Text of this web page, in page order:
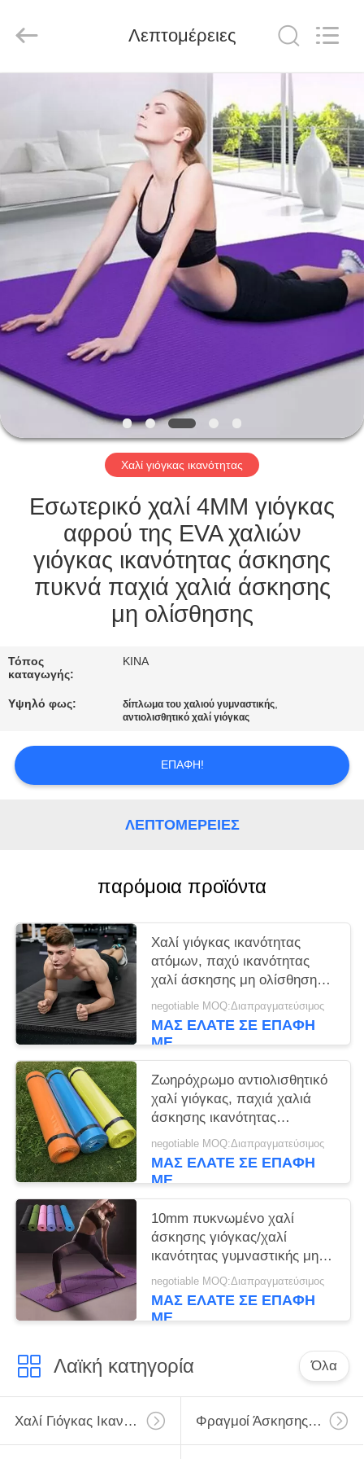
ΠΡΟΪΌΝΤΑ
ΣΧΕΤΙΚΆ
ΕΜΆΣ
ΓΎΡΟΣ
ΕΡΓΟΣΤΑΣΊΩΝ
ΠΟΙΟΤΙΚΌΣ
ΈΛΕΓΧΟΣ
ΖΗΤΉΣΤΕ
ΈΝΑ
ΑΠΌΣΠΑΣΜΑ
PRIVACY
POLICY
Co.,
Reserved.
Λεπτομέρειες
Χαλί γιόγκας ικανότητας
Εσωτερικό χαλί 4MM γιόγκας
αφρού της EVA χαλιών
γιόγκας ικανότητας άσκησης
πυκνά παχιά χαλιά άσκησης
μη ολίσθησης
Τόπος
καταγωγής:
ΚΙΝΑ
Υψηλό φως: δίπλωμα του χαλιού γυμναστικής,
αντιολισθητικό χαλί γιόγκας
ΕΠΑΦΉ!
ΛΕΠΤΟΜΈΡΕΙΕΣ
παρόμοια προϊόντα
Χαλί γιόγκας ικανότητας
ατόμων, παχύ ικανότητας
χαλί άσκησης μη ολίσθησης
μεγέθους NBR χαλιών
μεγάλο με τους επιδέσμους
negotiable MOQ:Διαπραγματεύσιμος
ΜΑΣ ΕΛΆΤΕ ΣΕ ΕΠΑΦΉ
ΜΕ
Ζωηρόχρωμο αντιολισθητικό
χαλί γιόγκας, παχιά χαλιά
άσκησης ικανότητας
γυμναστικής με τους
επιδέσμους
negotiable MOQ:Διαπραγματεύσιμος
ΜΑΣ ΕΛΆΤΕ ΣΕ ΕΠΑΦΉ
ΜΕ
10mm πυκνωμένο χαλί
άσκησης γιόγκας/χαλί
ικανότητας γυμναστικής μη
ολίσθησης με την τσάντα &
το λουρί γιόγκας
negotiable MOQ:Διαπραγματεύσιμος
ΜΑΣ ΕΛΆΤΕ ΣΕ ΕΠΑΦΉ
ΜΕ
Λαϊκή κατηγορία Όλα
Χαλί Γιόγκας Ικανότητας Φραγμοί Άσκησης Γιόγκας